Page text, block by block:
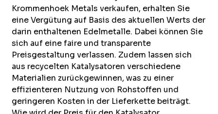
Krommenhoek Metals verkaufen, erhalten Sie
eine Vergütung auf Basis des aktuellen Werts der
darin enthaltenen Edelmetalle. Dabei können Sie
sich auf eine faire und transparente
Preisgestaltung verlassen. Zudem lassen sich
aus recycelten Katalysatoren verschiedene
Materialien zurückgewinnen, was zu einer
effizienteren Nutzung von Rohstoffen und
geringeren Kosten in der Lieferkette beiträgt.